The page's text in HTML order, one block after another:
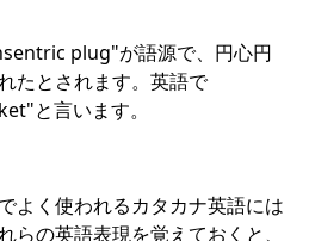
plug"が語源で、円心円
たとされます。英語で
と言います。
よく使われるカタカナ英語には
らの英語表現を覚えておくと、